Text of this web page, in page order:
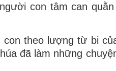
con tâm can
theo lượng từ bi
đã làm những